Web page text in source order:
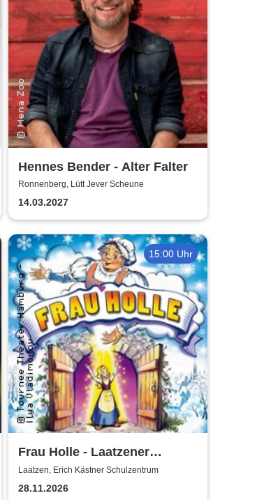
Hennes Bender - Alter Falter
Ronnenberg, Lütt Jever Scheune
14.03.2027
15:00 Uhr
Frau Holle - Laatzener
Weihnachtsmärchen 2026
Laatzen, Erich Kästner Schulzentrum
28.11.2026